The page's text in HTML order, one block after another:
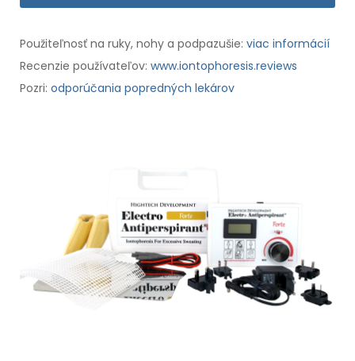
Použiteľnosť na ruky, nohy a podpazušie: viac informácií
Recenzie používateľov: www.iontophoresis.reviews
Pozri: odporúčania popredných lekárov